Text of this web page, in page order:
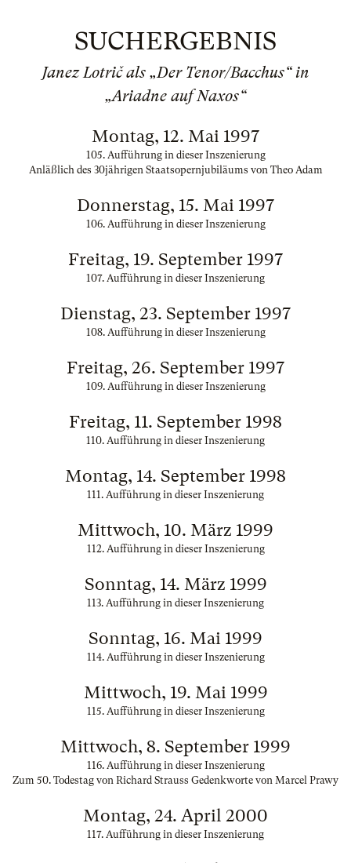
SUCHERGEBNIS
Janez Lotrič als „Der Tenor/Bacchus“ in
„Ariadne auf Naxos“
Montag, 12. Mai 1997
105. Aufführung in dieser Inszenierung
Anläßlich des 30jährigen Staatsopernjubiläums von Theo Adam
Donnerstag, 15. Mai 1997
106. Aufführung in dieser Inszenierung
Freitag, 19. September 1997
107. Aufführung in dieser Inszenierung
Dienstag, 23. September 1997
108. Aufführung in dieser Inszenierung
Freitag, 26. September 1997
109. Aufführung in dieser Inszenierung
Freitag, 11. September 1998
110. Aufführung in dieser Inszenierung
Montag, 14. September 1998
111. Aufführung in dieser Inszenierung
Mittwoch, 10. März 1999
112. Aufführung in dieser Inszenierung
Sonntag, 14. März 1999
113. Aufführung in dieser Inszenierung
Sonntag, 16. Mai 1999
114. Aufführung in dieser Inszenierung
Mittwoch, 19. Mai 1999
115. Aufführung in dieser Inszenierung
Mittwoch, 8. September 1999
116. Aufführung in dieser Inszenierung
Zum 50. Todestag von Richard Strauss Gedenkworte von Marcel Prawy
Montag, 24. April 2000
117. Aufführung in dieser Inszenierung